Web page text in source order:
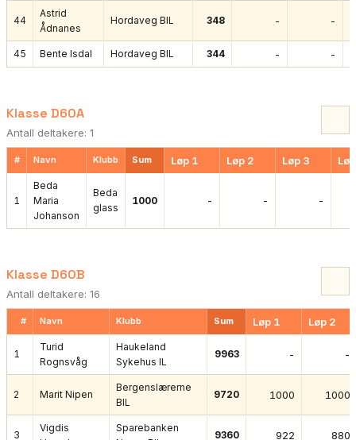
44
Astrid
Ådnanes
Hordaveg BIL 348 - -
45 Bente Isdal Hordaveg BIL 344 - -
Klasse D60A
Antall deltakere: 1
# Navn Klubb Sum Løp 1 Løp 2 Løp 3
1
Beda
Maria
Johanson
Beda
glass
1000 - - -
Klasse D60B
Antall deltakere: 16
# Navn Klubb Sum Løp 1 Løp 2
1
Turid
Rognsvåg
Haukeland
Sykehus IL
9963 - -
2 Marit Nipen
Bergenslærerne
BIL
9720 1000 1000
3
Vigdis
Sparebanken
9360 922 880